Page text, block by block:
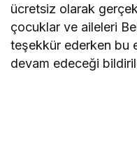
ücretsiz olarak
çocuklar ve aileleri
teşekkür ederken bu
devam edeceği